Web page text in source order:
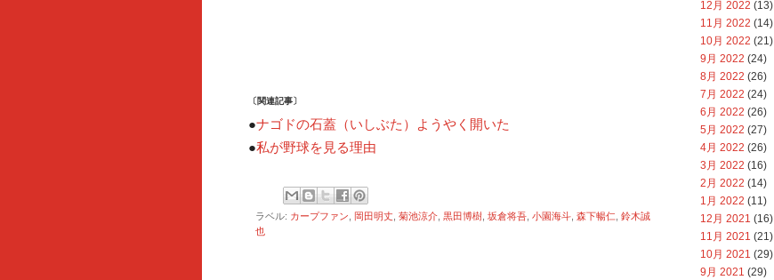
〔関連記事〕
●ナゴドの石蓋（いしぶた）ようやく開いた
●私が野球を見る理由
ラベル: カープファン 岡田明丈 菊池涼介 黒田博樹 坂倉将吾 小園海斗 森下暢仁 鈴木誠
也
12月 2022 (13)
11月 2022 (14)
10月 2022 (21)
9月 2022 (24)
8月 2022 (26)
7月 2022 (24)
6月 2022 (26)
5月 2022 (27)
4月 2022 (26)
3月 2022 (16)
2月 2022 (14)
1月 2022 (11)
12月 2021 (16)
11月 2021 (21)
10月 2021 (29)
9月 2021 (29)